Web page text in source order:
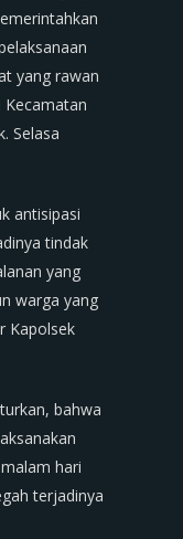
yang rawan
Selasa
antisipasi
tindak
yang
warga yang
Kapolsek
bahwa
hari
terjadinya